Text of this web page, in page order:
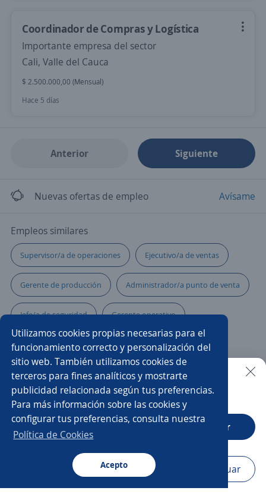
Utilizamos cookies propias necesarias para el
funcionamiento correcto y personalización del
sitio web. También utilizamos cookies de
terceros para fines analíticos y mostrarte
publicidad relacionada según tus preferencias.
Para más información sobre las cookies y
configurar tus preferencias, consulta nuestra
Política de Cookies
Acepto
Buscar Aplicaciones Avisos Favoritos
Coordinador de Compras y Logística
Importante empresa del sector
Cali, Valle del Cauca
$ 2.500.000,00 (Mensual)
Hace 5 días
Anterior Siguiente
Nuevas ofertas de empleo Avísame
Empleos similares
Supervisor/a de operaciones Ejecutivo/a de ventas
Gerente de producción Administrador/a punto de venta
Jefe/a de seguridad Gerente operativo
Supervisor/a de almacén Gerente comercial
Gerente de distribución Coordinador/a de almacén
Gerente de logística y distribución Gerente de proyectos
Gerente de mantenimiento
Coordinador/a de transporte Gerente de planta
Buscar es más fácil en la app
CT App Abrir
Navegador Continuar